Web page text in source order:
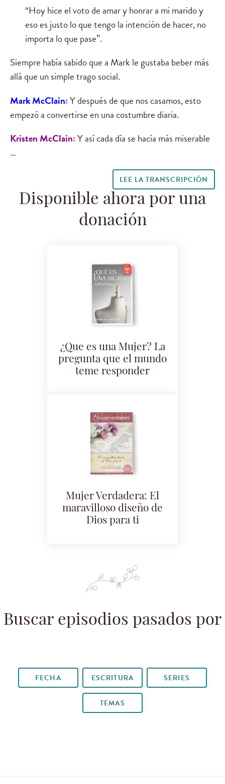
“Hoy hice el voto de amar y honrar a mi marido y
eso es justo lo que tengo la intención de hacer, no
importa lo que pase”.
Siempre había sabido que a Mark le gustaba beber más
allá que un simple trago social.
Mark McClain:Y después de que nos casamos, esto
empezó a convertirse en una costumbre diaria.
Kristen McClain:Y así cada día se hacía más miserable
…
LEE LA TRANSCRIPCIÓN
Disponible ahora por una
donación
¿Que es una Mujer? La
pregunta que el mundo
teme responder
Mujer Verdadera: El
maravilloso diseño de
Dios para ti
Buscar episodios pasados por
FECHA ESCRITURA SERIES
TEMAS